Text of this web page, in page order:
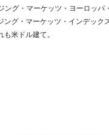
グ・マーケッツ・ヨーロッ
グ・マーケッツ・インデック
米ドル建て。